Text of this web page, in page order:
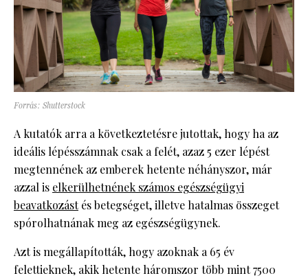
Forrás: Shutterstock
A kutatók arra a következtetésre jutottak, hogy ha az
ideális lépésszámnak csak a felét, azaz 5 ezer lépést
megtennének az emberek hetente néhányszor, már
azzal is elkerülhetnének számos egészségügyi
beavatkozástés betegséget, illetve hatalmas összeget
spórolhatnának meg az egészségügynek.
Azt is megállapították, hogy azoknak a 65 év
felettieknek, akik hetente háromszor több mint 7500